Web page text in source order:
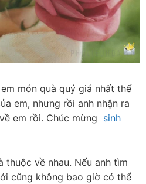
món quà quý giá nhất thế
em, nhưng rồi anh nhận ra
em rồi. Chúc mừng sinh
thuộc về nhau. Nếu anh tìm
cũng không bao giờ có thể